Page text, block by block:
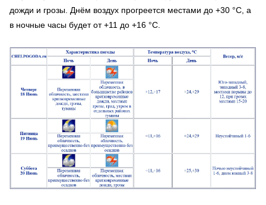
дожди и грозы. Днём воздух прогреется местами до +30 °C, а
в ночные часы будет от +11 до +16 °C.